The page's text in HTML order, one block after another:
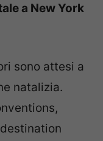
a New York
sono attesi a
natalizia.